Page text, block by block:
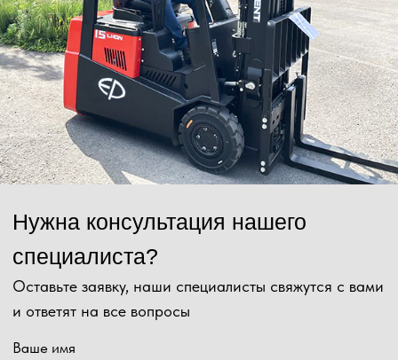
Отправить
Нажимая на кнопку, Вы даёте согласие на обработку персональных
данных и соглашаетесь сполитикой конфиденциальности.